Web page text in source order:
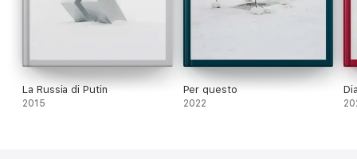
La Russia di Putin
2015
Per questo
2022